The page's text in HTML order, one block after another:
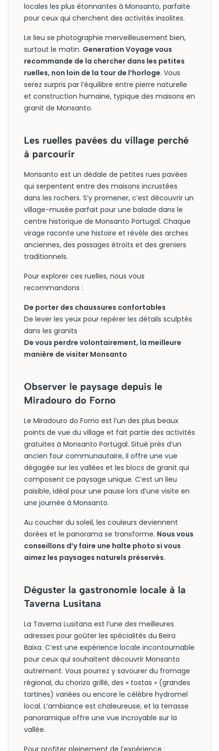
locales les plus étonnantes à Monsanto, parfaite
pour ceux qui cherchent des activités insolites.
Le lieu se photographie merveilleusement bien,
surtout le matin. Generation Voyage vous
recommande de la chercher dans les petites
ruelles, non loin de la tour de l’horloge. Vous
serez surpris par l’équilibre entre pierre naturelle
et construction humaine, typique des maisons en
granit de Monsanto.
Les ruelles pavées du village perché
à parcourir
Monsanto est un dédale de petites rues pavées
qui serpentent entre des maisons incrustées
dans les rochers. S’y promener, c’est découvrir un
village-musée parfait pour une balade dans le
centre historique de Monsanto Portugal. Chaque
virage raconte une histoire et révèle des arches
anciennes, des passages étroits et des greniers
traditionnels.
Pour explorer ces ruelles, nous vous
recommandons :
De porter des chaussures confortables
De lever les yeux pour repérer les détails sculptés
dans les granits
De vous perdre volontairement, la meilleure
manière de visiter Monsanto
Observer le paysage depuis le
Miradouro do Forno
Le Miradouro do Forno est l’un des plus beaux
points de vue du village et fait partie des activités
gratuites à Monsanto Portugal. Situé près d’un
ancien four communautaire, il offre une vue
dégagée sur les vallées et les blocs de granit qui
composent ce paysage unique. C’est un lieu
paisible, idéal pour une pause lors d’une visite en
une journée à Monsanto.
Au coucher du soleil, les couleurs deviennent
dorées et le panorama se transforme. Nous vous
conseillons d’y faire une halte photo si vous
aimez les paysages naturels préservés.
Déguster la gastronomie locale à la
Taverna Lusitana
La Taverna Lusitana est l’une des meilleures
adresses pour goûter les spécialités du Beira
Baixa. C’est une expérience locale incontournable
pour ceux qui souhaitent découvrir Monsanto
autrement. Vous pourrez y savourer du fromage
régional, du chorizo grillé, des « tostas » (grandes
tartines) variées ou encore le célèbre hydromel
local. L’ambiance est chaleureuse, et la terrasse
panoramique offre une vue incroyable sur la
vallée.
Pour profiter pleinement de l’expérience :